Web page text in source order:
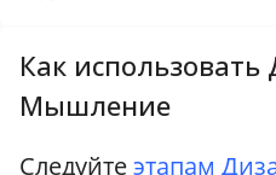
Как использовать
Мышление
Следуйтеэтапам